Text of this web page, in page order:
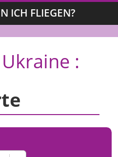
ICH FLIEGEN?
: